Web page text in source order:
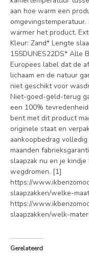
aan hoe warm een
warmer het product.
Kleur: Zand* Lengte
155DUNES22DS* Alle
Europees label dat de
lichaam en de natuur
niet geschikt voor
Niet-goed-geld-terug
een 100%
bent met dit product
originele staat en
aankoopbedrag
maanden
slaapzak nu en je
wegdromen. [1]
https://
slaapzakken/welke-
https://
slaapzakken/welk-
Gerelateerd